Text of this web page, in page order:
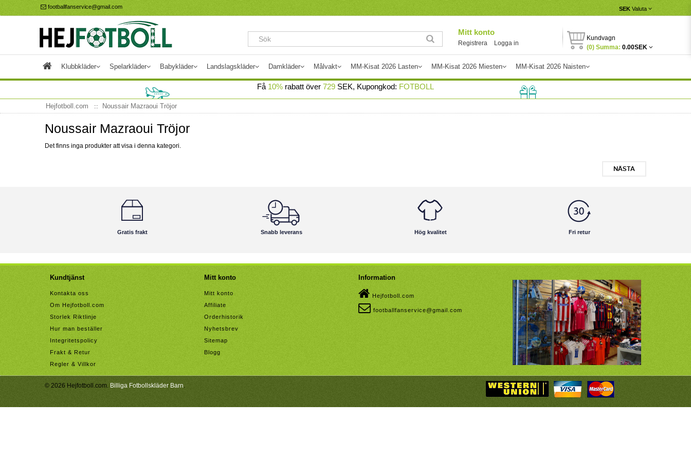
footballfanservice@gmail.com SEK Valuta
Mitt konto
Registrera Logga in
Kundvagn
(0) Summa: 0.00SEK
Klubbkläder Spelarkläder Babykläder Landslagskläder Damkläder Målvakt MM-Kisat 2026 Lasten MM-Kisat 2026 Miesten MM-Kisat 2026 Naisten
Få 10% rabatt över 729 SEK, Kupongkod: FOTBOLL
Hejfotboll.com Noussair Mazraoui Tröjor
Noussair Mazraoui Tröjor
Det finns inga produkter att visa i denna kategori.
NÄSTA
Gratis frakt Snabb leverans Hög kvalitet Fri retur
Kundtjänst
Kontakta oss
Om Hejfotboll.com
Storlek Riktlinje
Hur man beställer
Integritetspolicy
Frakt & Retur
Regler & Villkor
Mitt konto
Mitt konto
Affiliate
Orderhistorik
Nyhetsbrev
Sitemap
Blogg
Information
Hejfotboll.com
footballfanservice@gmail.com
© 2026 Hejfotboll.com. Billiga Fotbollskläder Barn.